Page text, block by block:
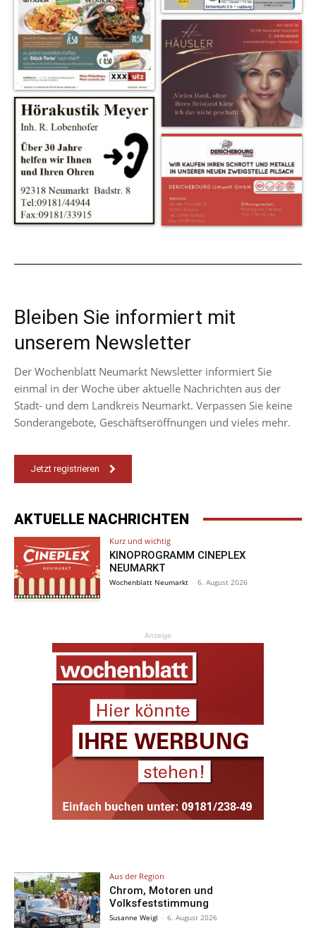
Bleiben Sie informiert mit
unserem Newsletter
Der Wochenblatt Neumarkt Newsletter informiert Sie
einmal in der Woche über aktuelle Nachrichten aus der
Stadt- und dem Landkreis Neumarkt. Verpassen Sie keine
Sonderangebote, Geschäftseröffnungen und vieles mehr.
Jetzt registrieren
AKTUELLE NACHRICHTEN
Kurz und wichtig
KINOPROGRAMM CINEPLEX
NEUMARKT
Wochenblatt Neumarkt - 6. August 2026
Anzeige
Aus der Region
Chrom, Motoren und
Volksfeststimmung
Susanne Weigl - 6. August 2026